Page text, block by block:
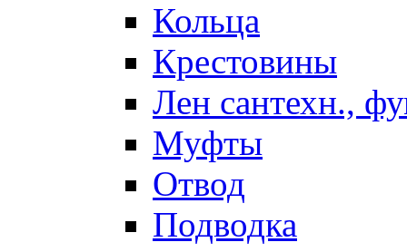
Кольца
Крестовины
Лен сантехн.,
Муфты
Отвод
Подводка